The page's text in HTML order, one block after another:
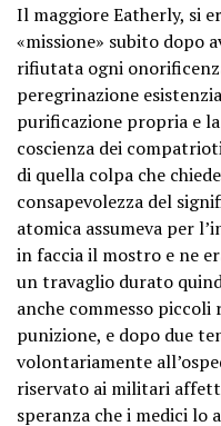
Il maggiore Eatherly, si
«missione» subito dopo
rifiutata ogni
peregrinazione
purificazione propria e
coscienza dei
di quella colpa che
consapevolezza del
atomica assumeva per
in faccia il mostro e ne
un travaglio durato
anche commesso
punizione, e dopo due
volontariamente
riservato ai militari
speranza che i medici lo